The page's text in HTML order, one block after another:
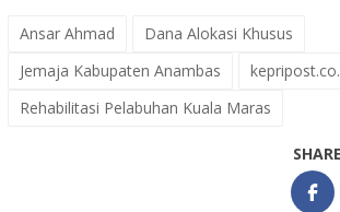
Ansar Ahmad
Dana Alokasi Khusus
Jemaja Kabupaten Anambas
Rehabilitasi Pelabuhan Kuala Maras
SHARE